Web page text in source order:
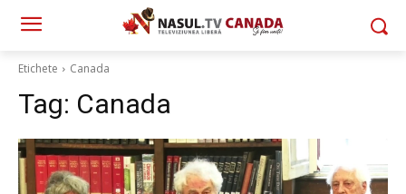
Etichete Canada
Tag: Canada